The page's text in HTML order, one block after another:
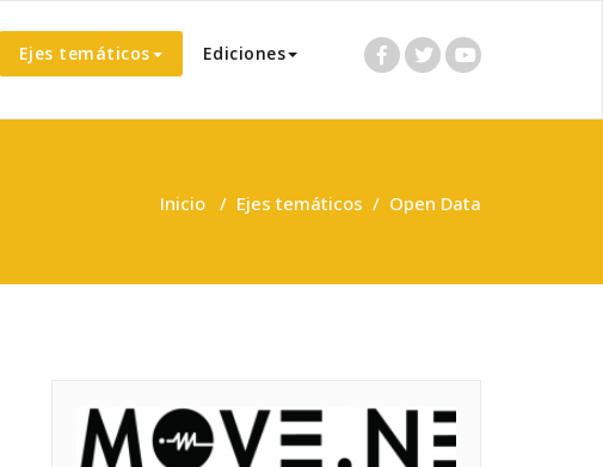
Ejes temáticos Ediciones
Inicio / Ejes temáticos / Open Data